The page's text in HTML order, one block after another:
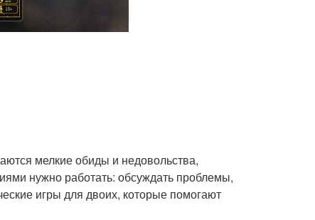
мелкие обиды и недовольства,
нужно работать: обсуждать проблемы,
игры для двоих, которые помогают